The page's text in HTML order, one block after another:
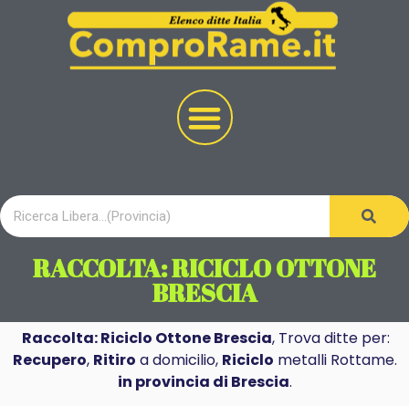
RACCOLTA: RICICLO OTTONE
BRESCIA
Raccolta: Riciclo Ottone Brescia, Trova ditte per:
Recupero, Ritiro a domicilio, Riciclo metalli Rottame.
in provincia di Brescia.